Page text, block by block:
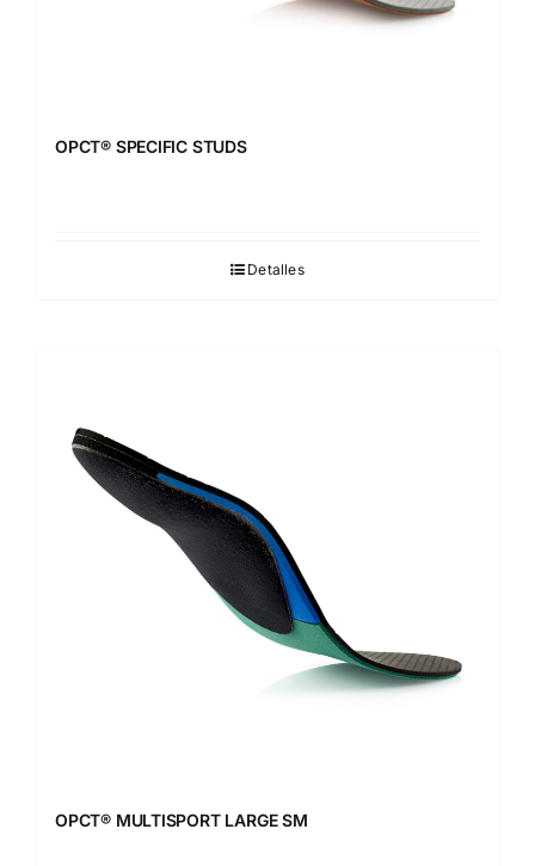
OPCT® SPECIFIC STUDS
Detalles
OPCT® MULTISPORT LARGE SM